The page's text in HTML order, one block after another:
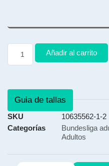
Añadir al carrito
Guia de tallas
SKU
10635562-1-2
Categorías
Bundesliga
Adultos